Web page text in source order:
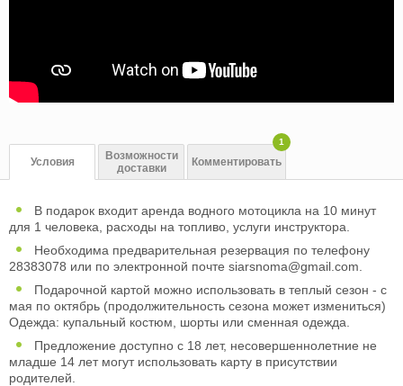
Условия
Возможности
доставки
Комментировать
1
В подарок входит aренда водного мотоцикла на 10 минут
для 1 человека, pасходы на топливо, yслуги инструктора.
Необходима предварительная резервация по телефону
28383078 или по электронной почте siarsnoma@gmail.com
Подарочной картой можно использовать в теплый сезон - с
мая по октябрь (продолжительность сезона может измениться)
Одежда: купальный костюм, шорты или сменная одежда.
Предложение доступно с 18 лет, несовершеннолетние не
младше 14 лет могут использовать карту в присутствии
родителей.